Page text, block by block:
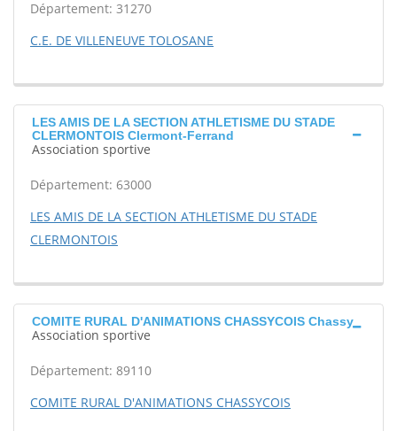
Département: 31270
C.E. DE VILLENEUVE TOLOSANE
LES AMIS DE LA SECTION ATHLETISME DU STADE
CLERMONTOIS Clermont-Ferrand
Association sportive
Département: 63000
LES AMIS DE LA SECTION ATHLETISME DU STADE
CLERMONTOIS
COMITE RURAL D'ANIMATIONS CHASSYCOIS Chassy
Association sportive
Département: 89110
COMITE RURAL D'ANIMATIONS CHASSYCOIS